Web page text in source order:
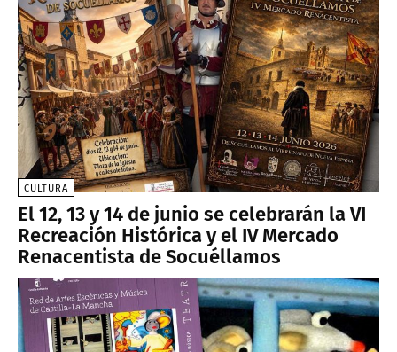
CULTURA
El 12, 13 y 14 de junio se celebrarán la VI
Recreación Histórica y el IV Mercado
Renacentista de Socuéllamos